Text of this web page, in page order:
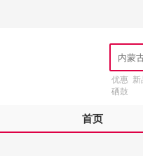
优惠 新
硒鼓
首页